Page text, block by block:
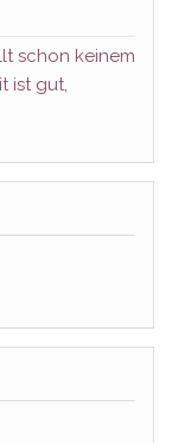
schon keinem
ist gut,